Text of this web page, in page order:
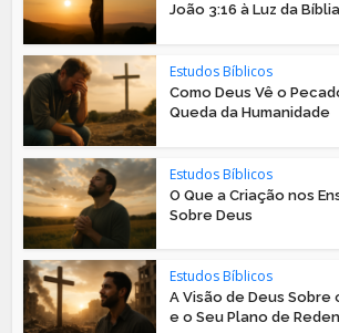
João 3:16 à Luz da Bíblia
Estudos Bíblicos
Como Deus Vê o
Queda da Humanidade
Estudos Bíblicos
O Que a Criação nos
Sobre Deus
Estudos Bíblicos
A Visão de Deus Sobre
e o Seu Plano de